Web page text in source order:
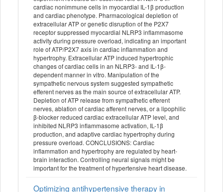
cardiac nonimmune cells in myocardial IL-1β production
and cardiac phenotype. Pharmacological depletion of
extracellular ATP or genetic disruption of the P2X7
receptor suppressed myocardial NLRP3 inflammasome
activity during pressure overload, indicating an important
role of ATP/P2X7 axis in cardiac inflammation and
hypertrophy. Extracellular ATP induced hypertrophic
changes of cardiac cells in an NLRP3- and IL-1β-
dependent manner in vitro. Manipulation of the
sympathetic nervous system suggested sympathetic
efferent nerves as the main source of extracellular ATP.
Depletion of ATP release from sympathetic efferent
nerves, ablation of cardiac afferent nerves, or a lipophilic
β-blocker reduced cardiac extracellular ATP level, and
inhibited NLRP3 inflammasome activation, IL-1β
production, and adaptive cardiac hypertrophy during
pressure overload. CONCLUSIONS: Cardiac
inflammation and hypertrophy are regulated by heart-
brain interaction. Controlling neural signals might be
important for the treatment of hypertensive heart disease.
Optimizing antihypertensive therapy in